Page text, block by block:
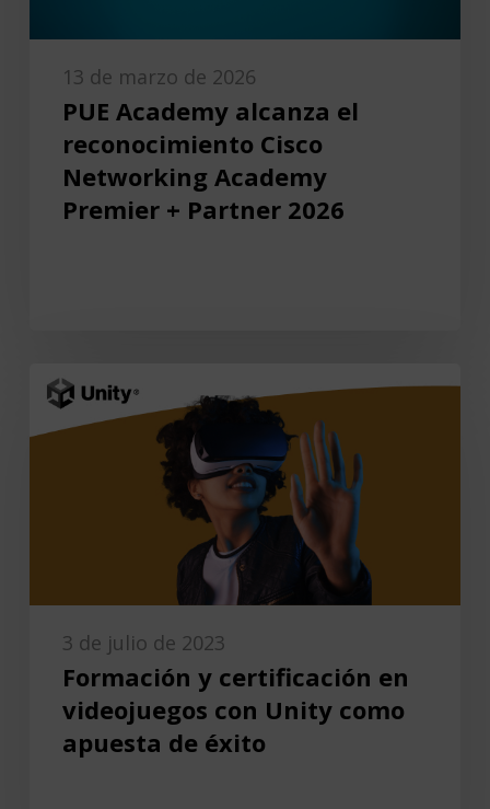
PUE Academy alcanza el
reconocimiento Cisco
Networking Academy
Premier + Partner 2026
13 de marzo de 2026
Formación y certificación en
videojuegos con Unity como
apuesta de éxito
3 de julio de 2023